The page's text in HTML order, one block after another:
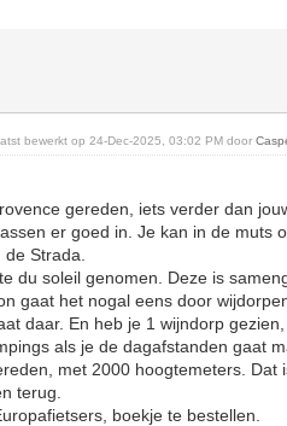
bewerkt op 24-Dec-2025, 03:02 PM door
gereden, iets verder dan
er goed in. Je kan in de muts
Strada.
du soleil genomen. Deze is
gaat het nogal eens door
daar. En heb je 1 wijndorp
als je de dagafstanden gaat
met 2000 hoogtemeters. Dat
terug.
boekje te bestellen.